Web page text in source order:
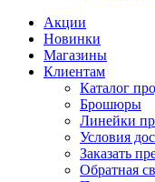
Акции
Новинки
Магазины
Клиентам
Каталог
Брошюры
Линейки
Условия
Заказать
Обратная